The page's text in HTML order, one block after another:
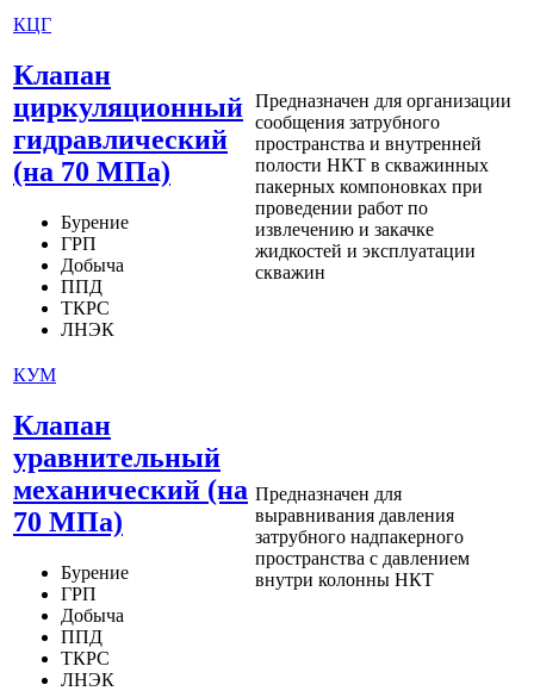
КЦГ
Клапан
циркуляционный
гидравлический
(на 70 МПа)
Бурение
ГРП
Добыча
ППД
ТКРС
ЛНЭК
Предназначен для организации
сообщения затрубного
пространства и внутренней
полости НКТ в скважинных
пакерных компоновках при
проведении работ по
извлечению и закачке
жидкостей и эксплуатации
скважин
КУМ
Клапан
уравнительный
механический (на
70 МПа)
Бурение
ГРП
Добыча
ППД
ТКРС
ЛНЭК
Предназначен для
выравнивания давления
затрубного надпакерного
пространства с давлением
внутри колонны НКТ